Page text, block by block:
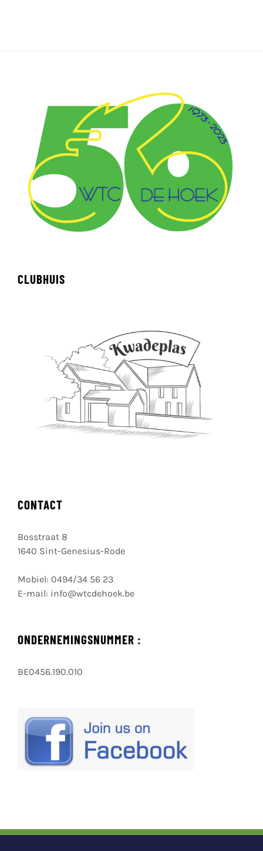
CLUBHUIS
CONTACT
Bosstraat 8
1640 Sint-Genesius-Rode
Mobiel: 0494/34 56 23
E-mail: info@wtcdehoek.be
ONDERNEMINGSNUMMER :
BE0456.190.010